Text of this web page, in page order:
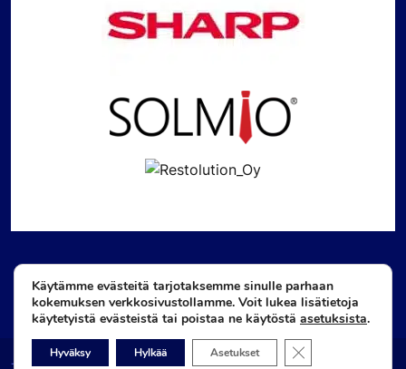
Käytämme evästeitä tarjotaksemme sinulle parhaan
kokemuksen verkkosivustollamme. Voit lukea lisätietoja
käytetyistä evästeistä tai poistaa ne käytöstä asetuksista.
Hyväksy Hylkää Asetukset Sulje evästebanneri